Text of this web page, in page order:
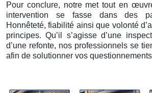
Pour conclure, notre met tout en
intervention se fasse dans des
Honnêteté, fiabilité ainsi que volonté
principes. Qu’il s’agisse d’une
d’une refonte, nos professionnels se
afin de solutionner vos